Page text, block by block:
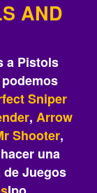
AND
a Pistols
Sniper
, Arrow
Shooter,
una
Juegos